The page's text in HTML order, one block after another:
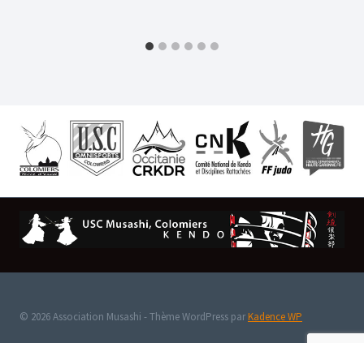
© 2026 Association Musashi - Thème WordPress par Kadence WP